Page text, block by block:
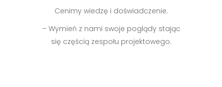
Cenimy wiedzę i doświadczenie.
– Wymień z nami swoje poglądy stając
się częścią zespołu projektowego.